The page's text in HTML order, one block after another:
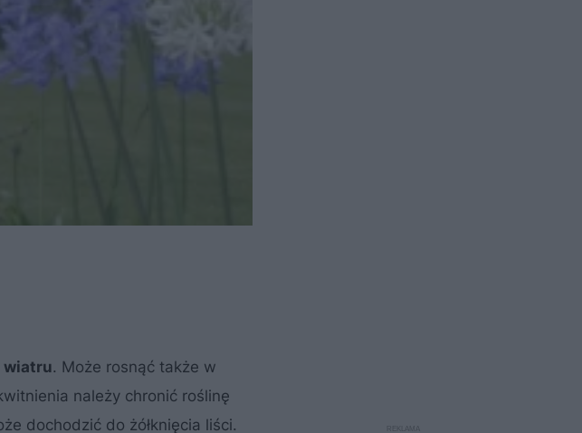
wiatru. Może rosnąć także w
należy chronić roślinę
dochodzić do żółknięcia liści.